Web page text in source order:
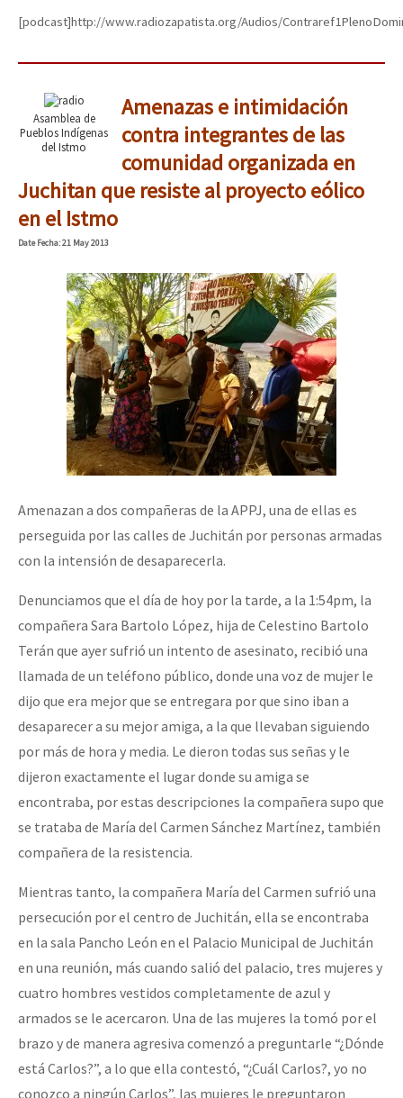
[podcast]http://www.radiozapatista.org/Audios/
Asamblea de
Pueblos Indígenas
del Istmo
Amenazas e intimidación
contra integrantes de las
comunidad organizada en
Juchitan que resiste al proyecto eólico
en el Istmo
DateFecha: 21 May 2013
Amenazan a dos compañeras de la APPJ, una de ellas es
perseguida por las calles de Juchitán por personas armadas
con la intensión de desaparecerla.
Denunciamos que el día de hoy por la tarde, a la 1:54pm, la
compañera Sara Bartolo López, hija de Celestino Bartolo
Terán que ayer sufrió un intento de asesinato, recibió una
llamada de un teléfono público, donde una voz de mujer le
dijo que era mejor que se entregara por que sino iban a
desaparecer a su mejor amiga, a la que llevaban siguiendo
por más de hora y media. Le dieron todas sus señas y le
dijeron exactamente el lugar donde su amiga se
encontraba, por estas descripciones la compañera supo que
se trataba de María del Carmen Sánchez Martínez, también
compañera de la resistencia.
Mientras tanto, la compañera María del Carmen sufrió una
persecución por el centro de Juchitán, ella se encontraba
en la sala Pancho León en el Palacio Municipal de Juchitán
en una reunión, más cuando salió del palacio, tres mujeres y
cuatro hombres vestidos completamente de azul y
armados se le acercaron. Una de las mujeres la tomó por el
brazo y de manera agresiva comenzó a preguntarle “¿Dónde
está Carlos?”, a lo que ella contestó, “¿Cuál Carlos?, yo no
conozco a ningún Carlos”, las mujeres le preguntaron